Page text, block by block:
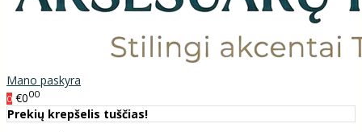
Mano paskyra
0 €000
Prekių krepšelis tuščias!